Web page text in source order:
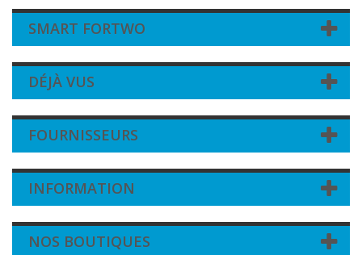
SMART FORTWO
DÉJÀ VUS
FOURNISSEURS
INFORMATION
NOS BOUTIQUES